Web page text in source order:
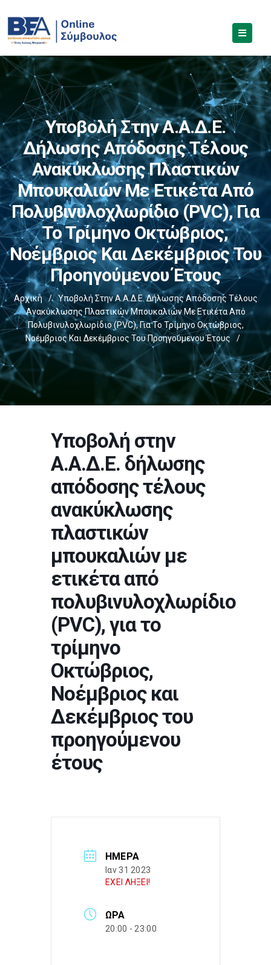
Υποβολή Στην Α.Α.Δ.Ε.
Δήλωσης Απόδοσης Τέλους
Ανακύκλωσης Πλαστικών
Μπουκαλιών Με Ετικέτα Από
Πολυβινυλοχλωρίδιο (PVC), Για
Το Τρίμηνο Οκτώβριος,
Νοέμβριος Και Δεκέμβριος Του
Προηγούμενου Έτους
Αρχική /
Υποβολή Στην Α.Α.Δ.Ε. Δήλωσης Απόδοσης Τέλους
Ανακύκλωσης Πλαστικών Μπουκαλιών Με Ετικέτα Από
Πολυβινυλοχλωρίδιο (PVC), Για Το Τρίμηνο Οκτώβριος,
Νοέμβριος Και Δεκέμβριος Του Προηγούμενου Έτους
/
Υποβολή στην
Α.Α.Δ.Ε. δήλωσης
απόδοσης τέλους
ανακύκλωσης
πλαστικών
μπουκαλιών με
ετικέτα από
πολυβινυλοχλωρίδιο
(PVC), για το
τρίμηνο
Οκτώβριος,
Νοέμβριος και
Δεκέμβριος του
προηγούμενου
έτους
ΗΜΈΡΑ
Ιαν 31 2023
ΕΧΕΙ ΛΗΞΕΙ!
ΏΡΑ
20:00 - 23:00